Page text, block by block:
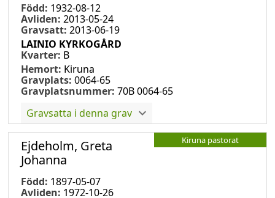
Född: 1932-08-12
Avliden: 2013-05-24
Gravsatt: 2013-06-19
LAINIO KYRKOGÅRD
Kvarter: B
Hemort: Kiruna
Gravplats: 0064-65
Gravplatsnummer: 70B 0064-65
Gravsatta i denna grav
Kiruna pastorat
Ejdeholm, Greta
Johanna
Född: 1897-05-07
Avliden: 1972-10-26